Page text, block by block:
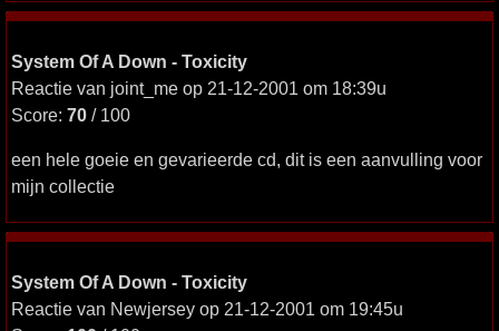
System Of A Down - Toxicity
Reactie van joint_me op 21-12-2001 om 18:39u
Score: 70 / 100
een hele goeie en gevarieerde cd, dit is een aanvulling voor
mijn collectie
System Of A Down - Toxicity
Reactie van Newjersey op 21-12-2001 om 19:45u